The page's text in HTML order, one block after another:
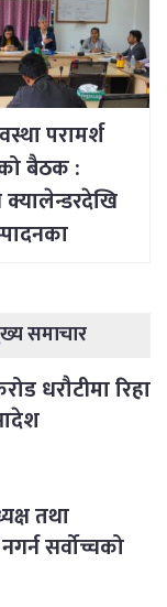
परामर्श
बैठक :
समाचार
धरौटीमा रिहा
तथा
सर्वोच्चको